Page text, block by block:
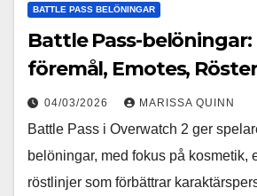
BATTLE PASS BELÖNINGAR
Battle Pass-
föremål, Emotes, Röster
04/03/2026 MARISSA QUINN
Battle Pass i Overwatch 2 ger
belöningar, med fokus på kosmetik,
röstlinjer som förbättrar